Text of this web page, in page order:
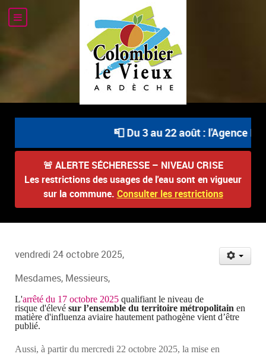
📮 Du 3 au 22 août : l'Agence
🚨 ALERTE SÉCHERESSE – NIVEAU CRISE
Les restrictions des usages de l'eau sont en vigueur
sur la commune. Consulter les restrictions
vendredi 24 octobre 2025,
Mesdames, Messieurs,
L'arrêté du 17 octobre 2025 qualifiant le niveau de
risque d'élevé sur l’ensemble du territoire métropolitain en
matière d'influenza aviaire hautement pathogène vient d’être
publié.
Aussi, à partirdu mercredi 22 octobre 2025, la mise en